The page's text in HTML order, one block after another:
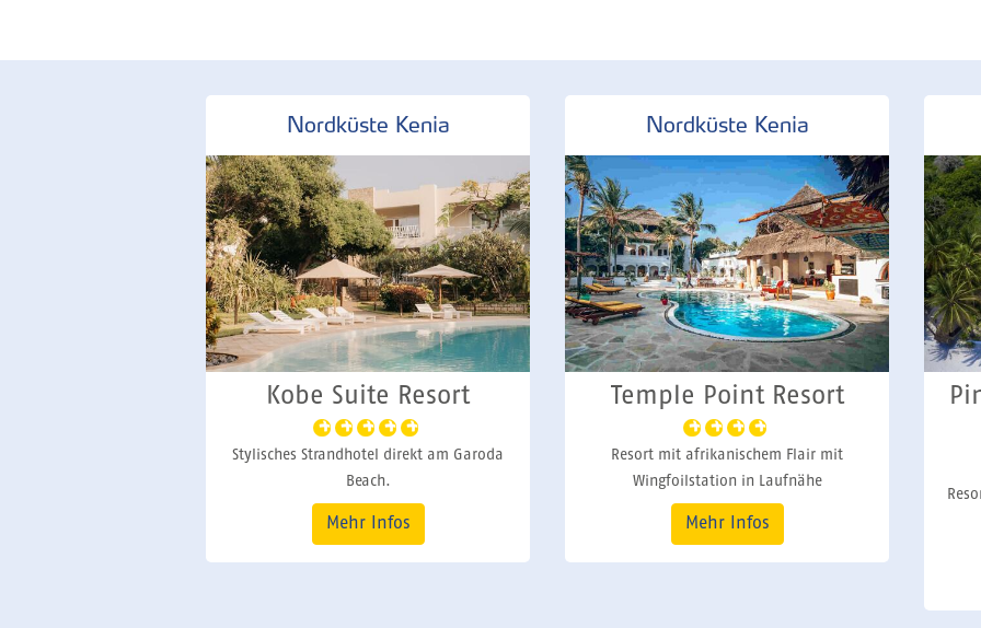
Nordküste Kenia
Kobe Suite Resort
Stylisches Strandhotel direkt am Garoda
Beach.
Mehr Infos
Nordküste Kenia
Temple Point Resort
Resort mit afrikanischem Flair mit
Wingfoilstation in Laufnähe
Mehr Infos